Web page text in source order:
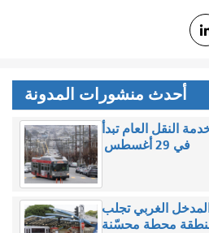
أحدث منشورات المدونة
النقل العام تبدأ
في 29 أغسطس
الغربي تجلب
محطة محسّنة